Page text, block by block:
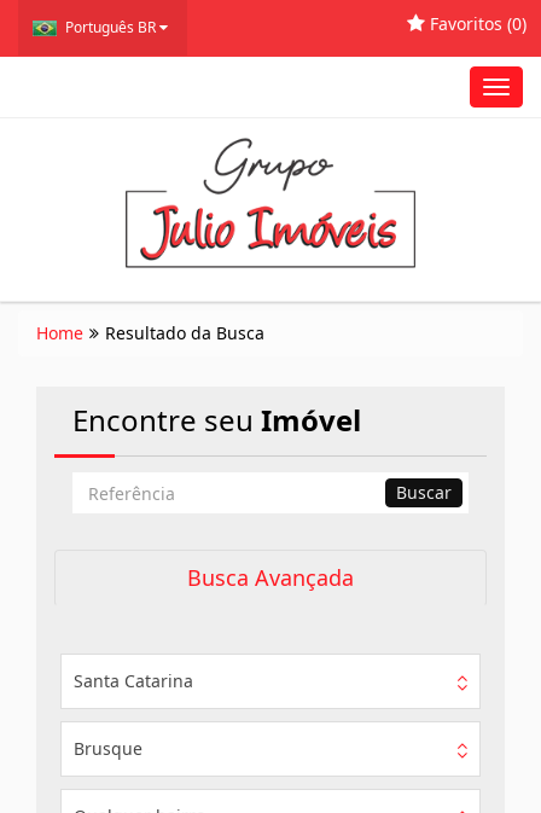
Português BR Favoritos (0)
Home Resultado da Busca
Encontre seu Imóvel
Busca
Buscar
Busca Avançada
Santa Catarina
Brusque